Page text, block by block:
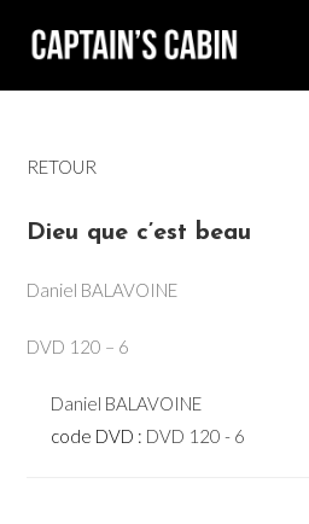
RETOUR
Dieu que c’est beau
Daniel BALAVOINE
DVD 120 – 6
Daniel BALAVOINE
code DVD : DVD 120 - 6